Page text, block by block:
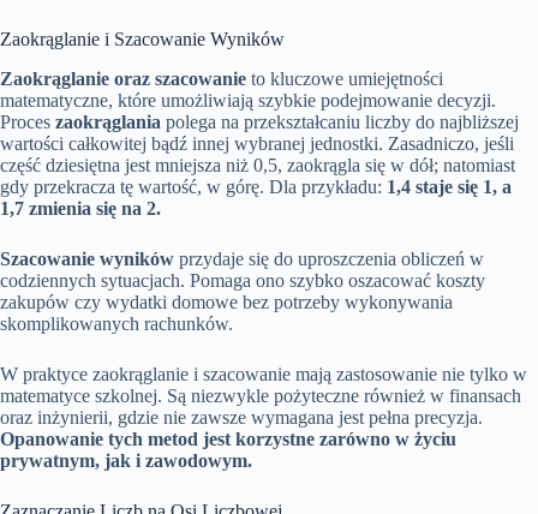
Zaokrąglanie i Szacowanie Wyników
Zaokrąglanie oraz szacowanie to kluczowe umiejętności
matematyczne, które umożliwiają szybkie podejmowanie decyzji.
Proces zaokrąglania polega na przekształcaniu liczby do najbliższej
wartości całkowitej bądź innej wybranej jednostki. Zasadniczo, jeśli
część dziesiętna jest mniejsza niż 0,5, zaokrągla się w dół; natomiast
gdy przekracza tę wartość, w górę. Dla przykładu: 1,4 staje się 1, a
1,7 zmienia się na 2.
Szacowanie wyników przydaje się do uproszczenia obliczeń w
codziennych sytuacjach. Pomaga ono szybko oszacować koszty
zakupów czy wydatki domowe bez potrzeby wykonywania
skomplikowanych rachunków.
W praktyce zaokrąglanie i szacowanie mają zastosowanie nie tylko w
matematyce szkolnej. Są niezwykle pożyteczne również w finansach
oraz inżynierii, gdzie nie zawsze wymagana jest pełna precyzja.
Opanowanie tych metod jest korzystne zarówno w życiu
prywatnym, jak i zawodowym.